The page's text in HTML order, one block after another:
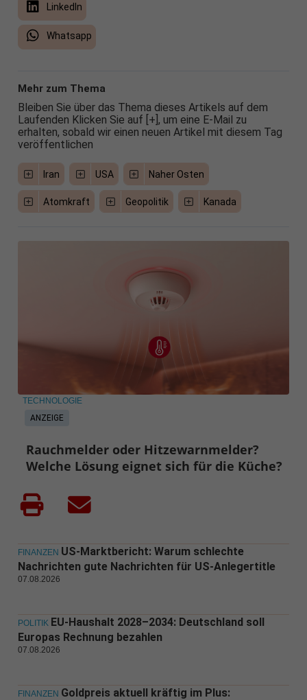
LinkedIn
Whatsapp
Mehr zum Thema
Bleiben Sie über das Thema dieses Artikels auf dem
Laufenden Klicken Sie auf [+], um eine E-Mail zu
erhalten, sobald wir einen neuen Artikel mit diesem Tag
veröffentlichen
Iran USA Naher Osten
Atomkraft Geopolitik Kanada
ANZEIGE
TECHNOLOGIE
Rauchmelder oder Hitzewarnmelder?
Welche Lösung eignet sich für die Küche?
FINANZEN US-Marktbericht: Warum schlechte
Nachrichten gute Nachrichten für US-Anlegertitle
07.08.2026
POLITIK EU-Haushalt 2028–2034: Deutschland soll
Europas Rechnung bezahlen
07.08.2026
FINANZEN Goldpreis aktuell kräftig im Plus: